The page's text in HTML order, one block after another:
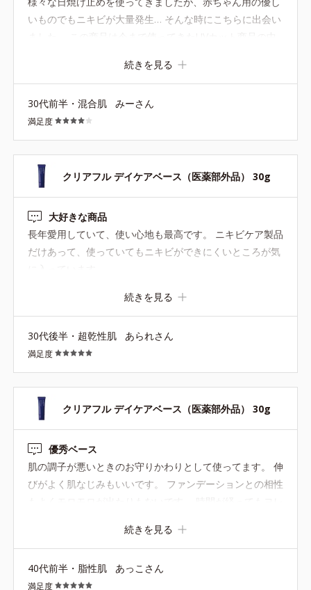
いものでもニキビが大量発生… そんな時にこちらに出会い
ました。 この商品は今まで使ってきたUVカット商品の中
が臭くならないのも大好きなポイント！ 残念なのは白いの
らないくらい、肌荒れしにくいところがとにかく好きで
す。 いらない成分を入れないで欲しいので、リニューアル
はしないでーと思ってます。 日焼け止めでニキビができて
困っている方にオススメです！
続きを見る
30代前半・混合肌 みーさん
満足度
クリアフル デイケアベース（医薬部外品） 30g
大好きな商品
長年愛用していて、使い心地も最高です。 ニキビケア製品
だけあって、使っていてもニキビができにくいところが気
続きを見る
30代後半・超乾性肌 あられさん
満足度
クリアフル デイケアベース（医薬部外品） 30g
優秀ベース
肌の調子が悪いときのお守りかわりとして使ってます。 伸
びがよく肌なじみもいいです。 ファンデーションとの相性
続きを見る
40代前半・脂性肌 あっこさん
満足度